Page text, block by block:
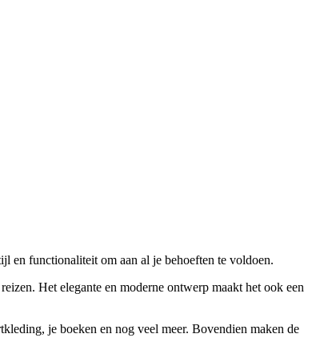
en functionaliteit om aan al je behoeften te voldoen.
Het elegante en moderne ontwerp maakt het ook een
je boeken en nog veel meer. Bovendien maken de